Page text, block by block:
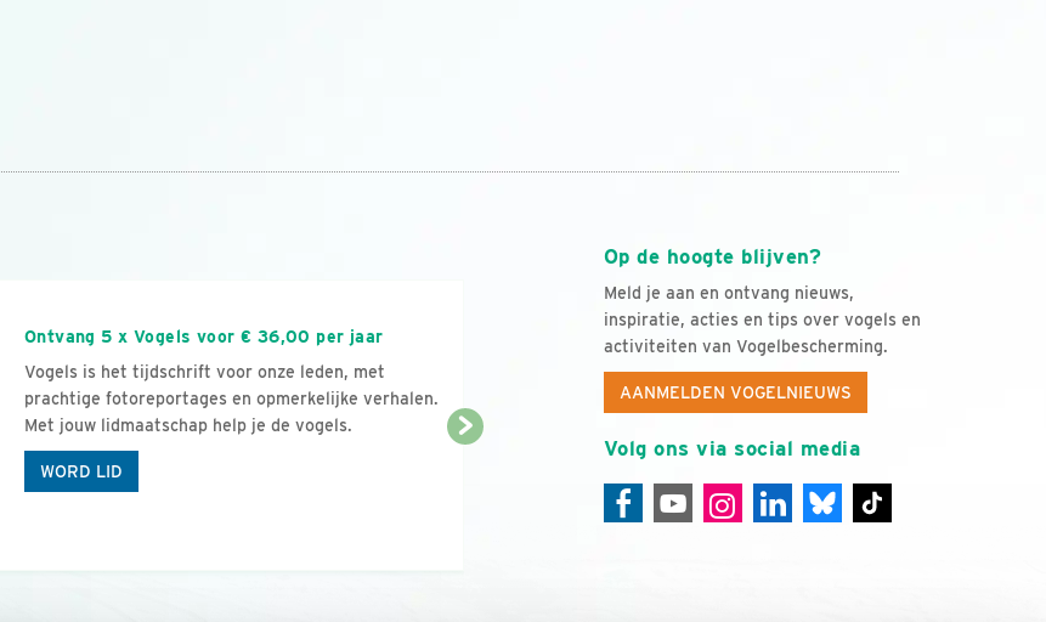
Op de hoogte blijven?
Meld je aan en ontvang nieuws,
inspiratie, acties en tips over vogels en
activiteiten van Vogelbescherming.
AANMELDEN VOGELNIEUWS
Volg ons via social media
Ontvang 5 x Vogels voor € 36,00 per jaar
Vogels is het tijdschrift voor onze leden, met
prachtige fotoreportages en opmerkelijke verhalen.
Met jouw lidmaatschap help je de vogels.
WORD LID